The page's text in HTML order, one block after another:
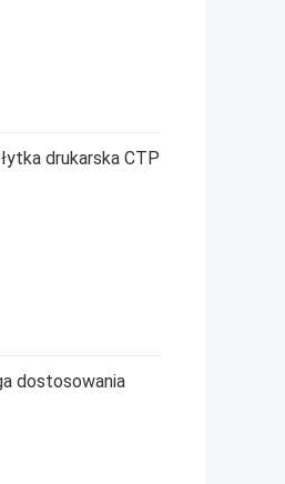
drukarska CTP
dostosowania